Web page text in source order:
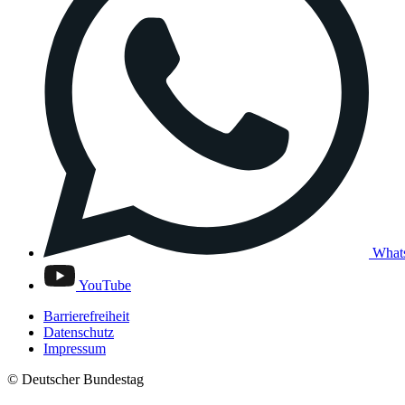
YouTube
Barrierefreiheit
Datenschutz
Impressum
© Deutscher Bundestag